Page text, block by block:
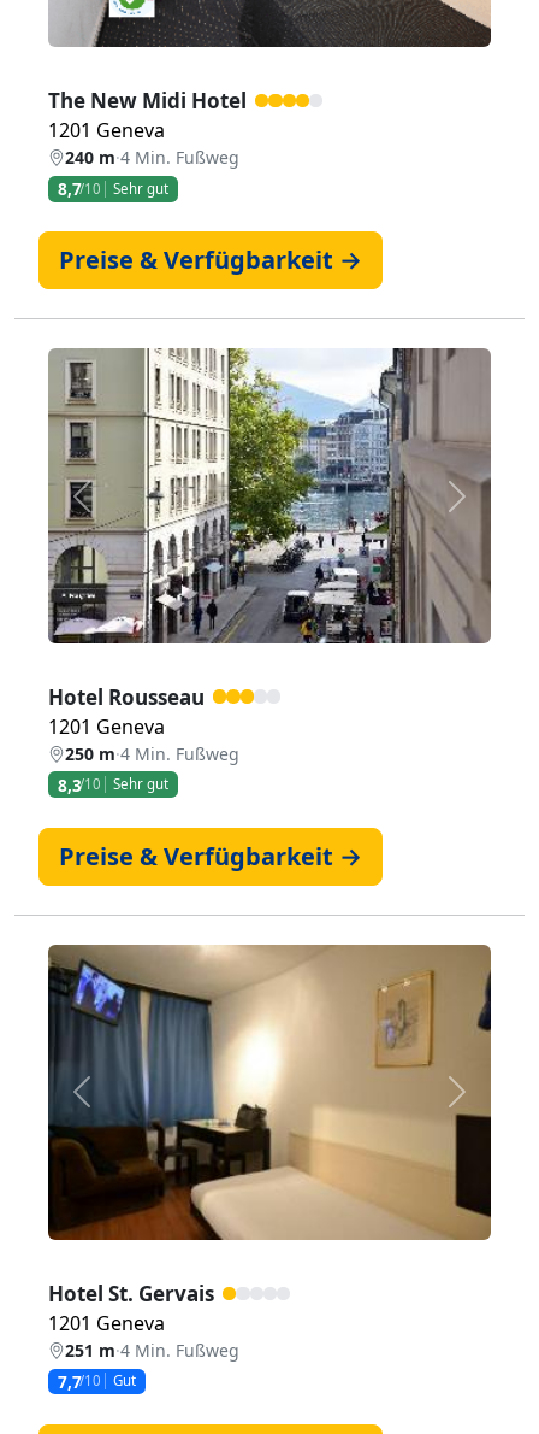
The New Midi Hotel
1201 Geneva
240 m·4 Min. Fußweg
8,7/10 Sehr gut
Preise & Verfügbarkeit →
Zurück Weiter
Hotel Rousseau
1201 Geneva
250 m·4 Min. Fußweg
8,3/10 Sehr gut
Preise & Verfügbarkeit →
Zurück Weiter
Hotel St. Gervais
1201 Geneva
251 m·4 Min. Fußweg
7,7/10 Gut